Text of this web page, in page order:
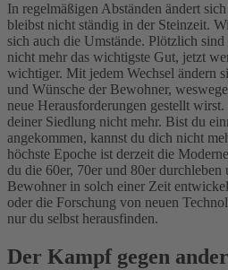
In regelmäßigen Abständen ändert
bleibst nicht ständig in der Steinzeit.
sich auch die Umstände. Plötzlich
nicht mehr das wichtigste Gut, jetzt
wichtiger. Mit jedem Wechsel ändern
und Wünsche der Bewohner,
neue Herausforderungen gestellt
deiner Siedlung nicht mehr. Bist du
angekommen, kannst du dich nicht
höchste Epoche ist derzeit die
du die 60er, 70er und 80er durchleben
Bewohner in solch einer Zeit
oder die Forschung von neuen
nur du selbst herausfinden.
Der Kampf gegen